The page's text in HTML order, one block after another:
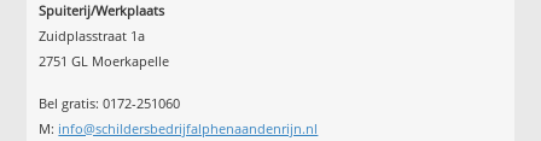
Spuiterij/Werkplaats
Zuidplasstraat 1a
2751 GL Moerkapelle
Bel gratis: 0172-251060
M: info@schildersbedrijfalphenaandenrijn.nl